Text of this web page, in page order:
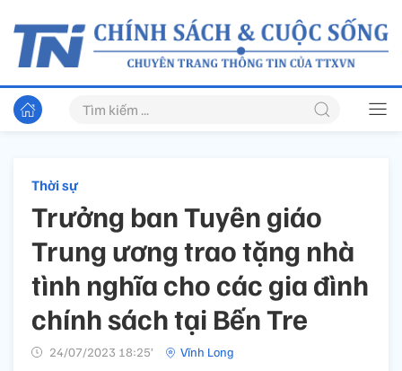
Thời sự
Trưởng ban Tuyên giáo
Trung ương trao tặng nhà
tình nghĩa cho các gia đình
chính sách tại Bến Tre
24/07/2023 18:25’ Vĩnh Long